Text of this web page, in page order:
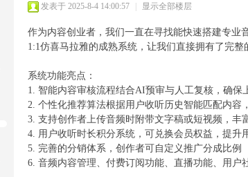
发表于 2025-8-4 14:00:57 | 显示全部楼层
作为内容创业者，我们一直在寻找能快速搭建专业
1:1仿喜马拉雅的成熟系统，让我们直接拥有了完
系统功能亮点：
1. 智能内容审核流程结合AI预审与人工复核，确保
2. 个性化推荐算法根据用户收听历史智能匹配内容
3. 支持创作者上传音频时附带文字稿或短视频，丰
4. 用户收听时长积分系统，可兑换会员权益，提升
5. 完善的分销体系，创作者可自定义推广分成比例
6. 音频内容管理、付费订阅功能、直播功能、用户